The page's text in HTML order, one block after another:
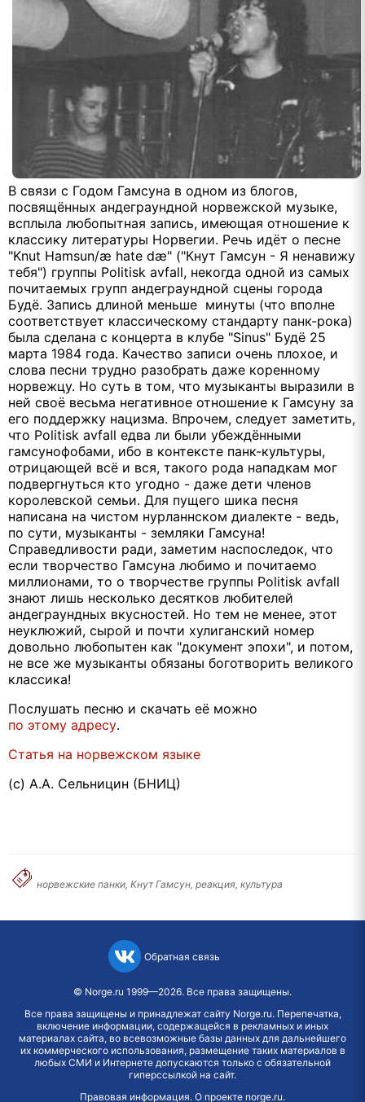
В связи с Годом Гамсуна в одном из блогов,
посвящённых андеграундной норвежской музыке,
всплыла любопытная запись, имеющая отношение к
классику литературы Норвегии. Речь идёт о песне
"Knut Hamsun/æ hate dæ" ("Кнут Гамсун - Я ненавижу
тебя") группы Politisk avfall, некогда одной из самых
почитаемых групп андеграундной сцены города
Будё. Запись длиной меньше минуты (что вполне
соответствует классическому стандарту панк-рока)
была сделана с концерта в клубе "Sinus" Будё 25
марта 1984 года. Качество записи очень плохое, и
слова песни трудно разобрать даже коренному
норвежцу. Но суть в том, что музыканты выразили в
ней своё весьма негативное отношение к Гамсуну за
его поддержку нацизма. Впрочем, следует заметить,
что Politisk avfall едва ли были убеждёнными
гамсунофобами, ибо в контексте панк-культуры,
отрицающей всё и вся, такого рода нападкам мог
подвергнуться кто угодно - даже дети членов
королевской семьи. Для пущего шика песня
написана на чистом нурланнском диалекте - ведь,
по сути, музыканты - земляки Гамсуна!
Справедливости ради, заметим наспоследок, что
если творчество Гамсуна любимо и почитаемо
миллионами, то о творчестве группы Politisk avfall
знают лишь несколько десятков любителей
андеграундных вкусностей. Но тем не менее, этот
неуклюжий, сырой и почти хулиганский номер
довольно любопытен как "документ эпохи", и потом,
не все же музыканты обязаны боготворить великого
классика!
Послушать песню и скачать её можно
по этому адресу.
Статья на норвежском языке
(с) А.А. Сельницин (БНИЦ)
норвежские панки, Кнут Гамсун, реакция, культура
Обратная связь
© Norge.ru 1999—2026. Все права защищены.
Все права защищены и принадлежат сайту Norge.ru. Перепечатка,
включение информации, содержащейся в рекламных и иных
материалах сайта, во всевозможные базы данных для дальнейшего
их коммерческого использования, размещение таких материалов в
любых СМИ и Интернете допускаются только с обязательной
гиперссылкой на сайт.
Правовая информация. О проекте norge.ru.